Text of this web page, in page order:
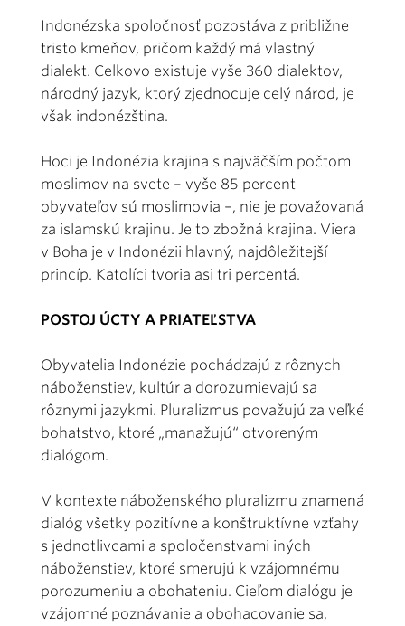
Indonézska spoločnosť pozostáva z približne
tristo kmeňov, pričom každý má vlastný
dialekt. Celkovo existuje vyše 360 dialektov,
národný jazyk, ktorý zjednocuje celý národ, je
však indonézština.
Hoci je Indonézia krajina s najväčším počtom
moslimov na svete – vyše 85 percent
obyvateľov sú moslimovia –, nie je považovaná
za islamskú krajinu. Je to zbožná krajina. Viera
v Boha je v Indonézii hlavný, najdôležitejší
princíp. Katolíci tvoria asi tri percentá.
POSTOJ ÚCTY A PRIATEĽSTVA
Obyvatelia Indonézie pochádzajú z rôznych
náboženstiev, kultúr a dorozumievajú sa
rôznymi jazykmi. Pluralizmus považujú za veľké
bohatstvo, ktoré „manažujú“ otvoreným
dialógom.
V kontexte náboženského pluralizmu znamená
dialóg všetky pozitívne a konštruktívne vzťahy
s jednotlivcami a spoločenstvami iných
náboženstiev, ktoré smerujú k vzájomnému
porozumeniu a obohateniu. Cieľom dialógu je
vzájomné poznávanie a obohacovanie sa,